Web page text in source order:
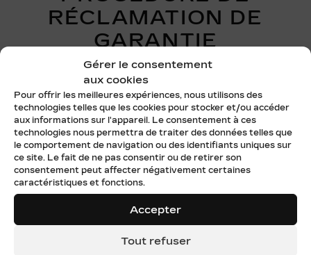
Gérer le consentement
aux cookies
Pour offrir les meilleures expériences, nous utilisons des
technologies telles que les cookies pour stocker et/ou accéder
aux informations sur l'appareil. Le consentement à ces
technologies nous permettra de traiter des données telles que
le comportement de navigation ou des identifiants uniques sur
ce site. Le fait de ne pas consentir ou de retirer son
consentement peut affecter négativement certaines
caractéristiques et fonctions.
Accepter
Tout refuser
RÉCLAMATION DE
GARANTIE
Une procédure facile avec Cadillac Laval vous permet
d’obtenir la réclamation dont vous avez droit.
Chose certaine, le concessionnaire met à votre disposition
une équipe chevronnée pour le service après-vente, y
compris les couvertures et les réclamations admissibles
de votre garantie Cadillac. Si vous êtes à la recherche
d’un nouveau véhicule de la marque, vous profiterez
également des avantages dufinancement Cadillac
que desoffres et promotions Cadillac
EXCLUSIONS
GÉNÉRALES